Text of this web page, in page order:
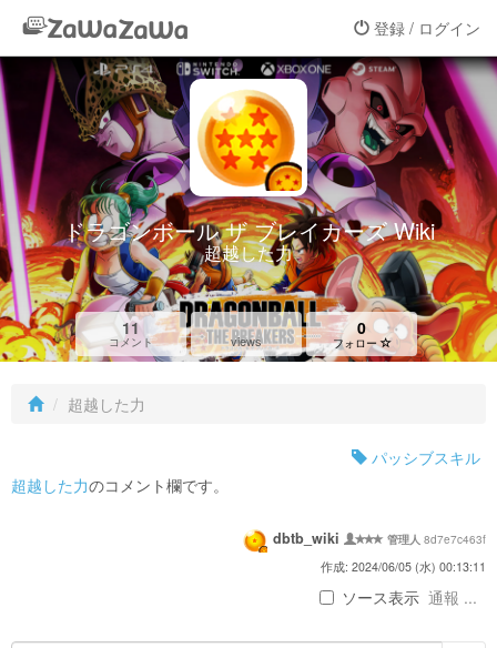
登録 / ログイン
ドラゴンボール ザ ブレイカーズ Wiki
超越した力
11
コメント views
0
フォロー
超越した力
パッシブスキル
超越した力のコメント欄です。
dbtb_wiki 管理人 8d7e7c463f
作成: 2024/06/05 (水) 00:13:11
ソース表示 通報 ...